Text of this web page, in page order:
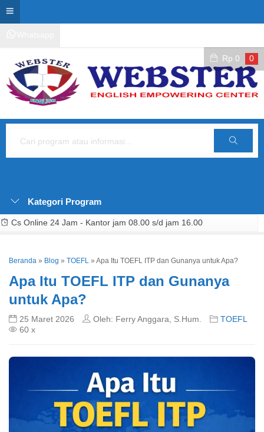
Rp 0 0
Cari
Kategori Program
Cs Online 24 Jam - Kantor jam 08.00 s/d jam 16.00
Beranda » Blog » TOEFL » Apa Itu TOEFL ITP dan Gunanya untuk Apa?
Apa Itu TOEFL ITP dan Gunanya
untuk Apa?
25 Maret 2026 Oleh: Ferry Anggara, S.Hum.
TOEFL
60 x